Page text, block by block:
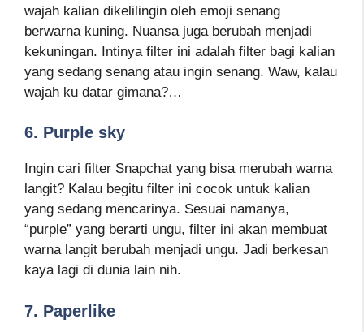
wajah kalian dikelilingin oleh emoji senang
berwarna kuning. Nuansa juga berubah menjadi
kekuningan. Intinya filter ini adalah filter bagi kalian
yang sedang senang atau ingin senang. Waw, kalau
wajah ku datar gimana?…
6. Purple sky
Ingin cari filter Snapchat yang bisa merubah warna
langit? Kalau begitu filter ini cocok untuk kalian
yang sedang mencarinya. Sesuai namanya,
“purple” yang berarti ungu, filter ini akan membuat
warna langit berubah menjadi ungu. Jadi berkesan
kaya lagi di dunia lain nih.
7. Paperlike